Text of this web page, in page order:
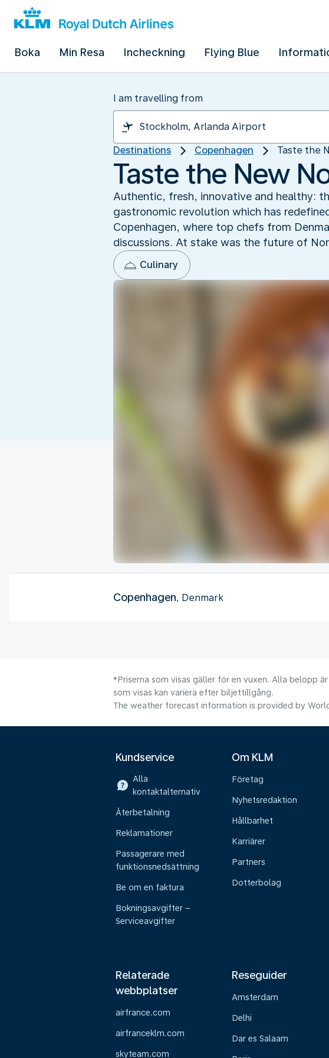
Boka Min Resa Incheckning Flying Blue
I am travelling from
Destinations Copenhagen Taste the
Taste the New
Authentic, fresh, innovative and healthy:
gastronomic revolution which has
Copenhagen, where top chefs from
discussions. At stake was the future of
Culinary
Copenhagen, Denmark
*Priserna som visas gäller för en vuxen. Alla belopp
som visas kan variera efter biljettillgång.
The weather forecast information is provided by
Kundservice
Alla
kontaktalternativ
Återbetalning
Reklamationer
Passagerare med
funktionsnedsättning
Be om en faktura
Bokningsavgifter –
Serviceavgifter
Om KLM
Företag
Nyhetsredaktion
Hållbarhet
Karriärer
Partners
Dotterbolag
Relaterade
webbplatser
airfrance.com
airfranceklm.com
skyteam.com
Reseguider
Amsterdam
Delhi
Dar es Salaam